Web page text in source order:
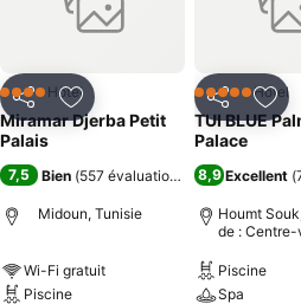
PartagerAjouter à mes favoris
4 ÉtoilesHôtel
Miramar Djerba Petit
Palais
7,5 Bien (557 évaluations
Midoun, Tunisie
Wi-Fi gratuit
Piscine
Partager
5 Étoiles Hôtel
TUI BLUE
Palace
8,9 Excellent (
Houmt
de :
Piscine
Spa